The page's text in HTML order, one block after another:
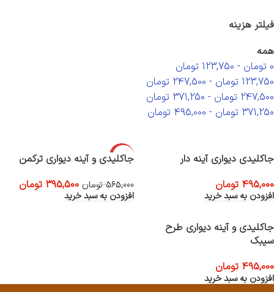
فیلتر هزینه
همه
0 تومان -
123,750 تومان
123,750 تومان -
247,500 تومان
247,500 تومان -
371,250 تومان
371,250 تومان -
495,000 تومان
جاکلیدی دیواری آینه دار
495,000 تومان
افزودن به سبد خرید
-30%
جاکلیدی و آینه دیواری ترکمن
565,000 تومان 395,500 تومان
افزودن به سبد خرید
جاکلیدی و آینه دیواری طرح
سیبک
495,000 تومان
افزودن به سبد خرید